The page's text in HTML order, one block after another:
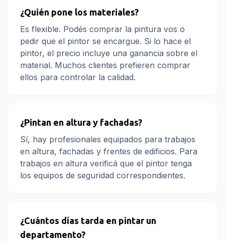
¿Quién pone los materiales?
Es flexible. Podés comprar la pintura vos o
pedir que el pintor se encargue. Si lo hace el
pintor, el precio incluye una ganancia sobre el
material. Muchos clientes prefieren comprar
ellos para controlar la calidad.
¿Pintan en altura y fachadas?
Sí, hay profesionales equipados para trabajos
en altura, fachadas y frentes de edificios. Para
trabajos en altura verificá que el pintor tenga
los equipos de seguridad correspondientes.
¿Cuántos días tarda en pintar un
departamento?